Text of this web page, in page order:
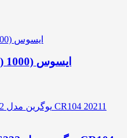
تبدیل یو اس بی3 به لن RJ45) 1000) ایسوس